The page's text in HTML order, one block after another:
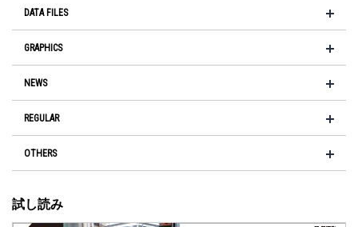
DATA FILES
GRAPHICS
NEWS
REGULAR
OTHERS
試し読み